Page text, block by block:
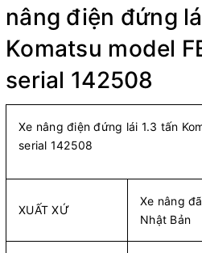
nâng điện đứng
Komatsu model
serial 142508
Xe nâng điện đứng lái 1.3 tấn
serial 142508
XUẤT XỨ
Xe nâng
Nhật Bản